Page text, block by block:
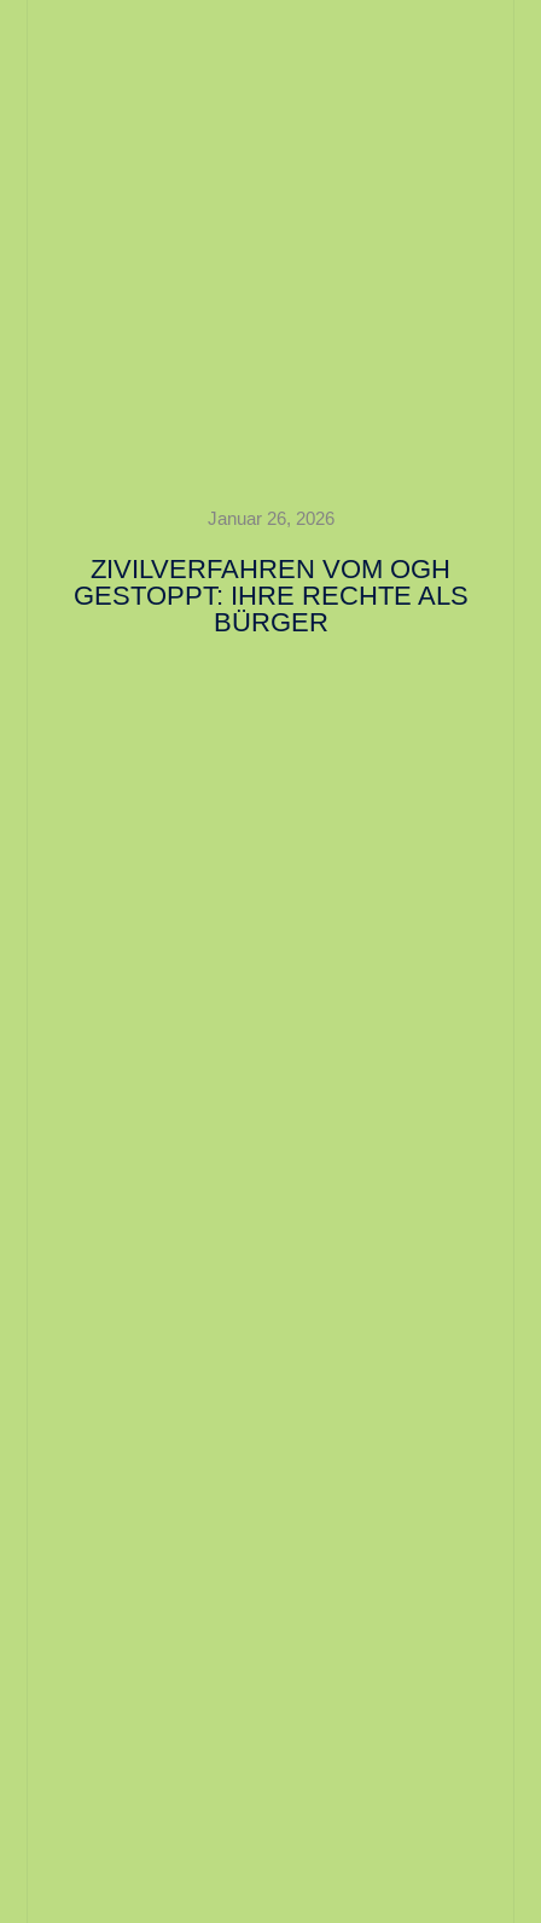
Januar 26, 2026
ZIVILVERFAHREN VOM OGH
GESTOPPT: IHRE RECHTE ALS
BÜRGER